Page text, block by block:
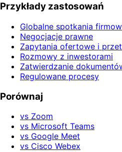
Przykłady zastosowań
Globalne spotkania
Negocjacje prawne
Zapytania ofertowe i
Rozmowy z inwestorami
Zatwierdzanie
Regulowane procesy
Porównaj
vs Zoom
vs Microsoft Teams
vs Google Meet
vs Cisco Webex